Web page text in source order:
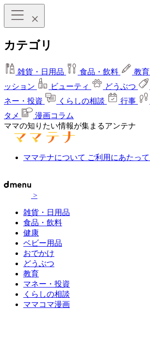
カテゴリ
雑貨・日用品 食品・飲料 教育
ッション
ビューティ どうぶつ
ネー・投資
くらしの相談 行事
タメ
漫画コラム
ママの知りたい情報が集まるアンテナ
ママテナについて ご利用にあたって
>
雑貨・日用品
食品・飲料
健康
ベビー用品
おでかけ
どうぶつ
教育
マネー・投資
くらしの相談
ママコマ漫画